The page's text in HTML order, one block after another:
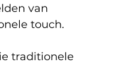
van
touch.
traditionele